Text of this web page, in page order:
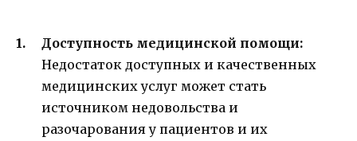
Доступность медицинской помощи:
Недостаток доступных и качественных
медицинских услуг может стать
источником недовольства и
разочарования у пациентов и их